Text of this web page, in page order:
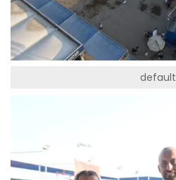
default